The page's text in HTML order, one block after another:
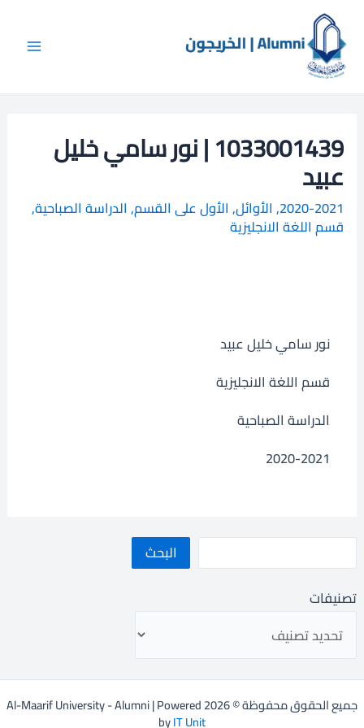
المحتوى
البحث
تصنيفات
1033001439 | نور سامي خليل
عبيد
2020-2021
, الأوائل, الأول على القسم, الدراسة الصباحية,
قسم اللغة الانجليزية
نور سامي خليل عبيد
قسم اللغة الانجليزية
الدراسة الصباحية
2020-2021
جميع الحقوق محفوظة © 2026 Al-Maarif University - Alumni | Powered
byIT Unit